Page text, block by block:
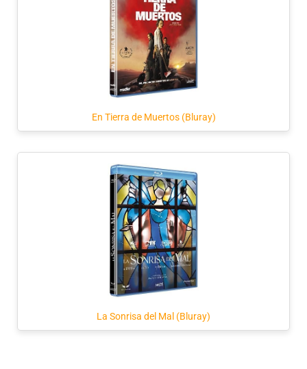
En Tierra de Muertos (Bluray)
La Sonrisa del Mal (Bluray)